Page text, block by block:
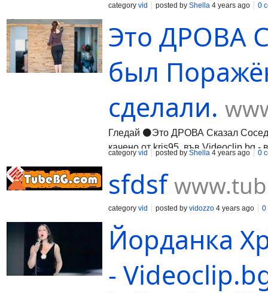
category vid posted by Shella 4 years ago 0
Это ДРОВА
был
сделали.
Гледай ⚫Это ДРОВА Сказал
качено от kris95, във Videoclip.bg -
category vid posted by Shella 4 years ago 0
sfdsf
category vid posted by vidozzo 4 years ago 0
Йорданка
-